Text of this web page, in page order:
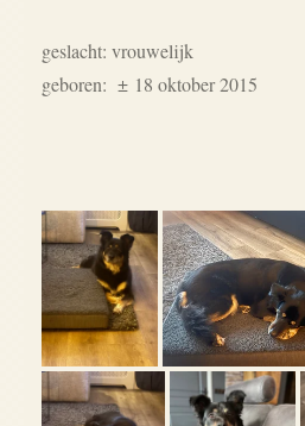
geslacht: vrouwelijk
geboren: ± 18 oktober 2015